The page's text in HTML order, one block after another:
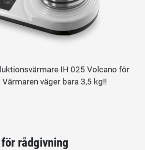
IH 025 Volcano för
väger bara 3,5 kg!!
rådgivning